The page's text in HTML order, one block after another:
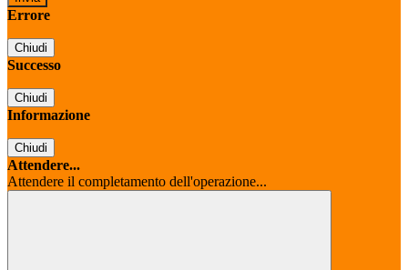
Errore
Chiudi
Successo
Chiudi
Informazione
Chiudi
Attendere...
Attendere il completamento dell'operazione...